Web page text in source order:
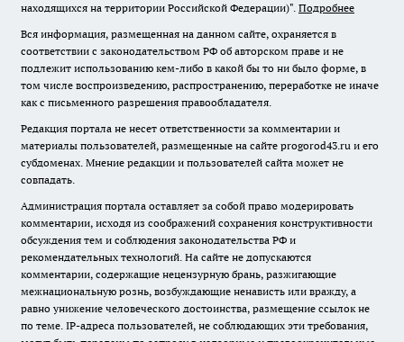
находящихся на территории Российской Федерации)". Подробнее
Вся информация, размещенная на данном сайте, охраняется в
соответствии с законодательством РФ об авторском праве и не
подлежит использованию кем-либо в какой бы то ни было форме, в
том числе воспроизведению, распространению, переработке не иначе
как с письменного разрешения правообладателя.
Редакция портала не несет ответственности за комментарии и
материалы пользователей, размещенные на сайте progorod43.ru и его
субдоменах. Мнение редакции и пользователей сайта может не
совпадать.
Администрация портала оставляет за собой право модерировать
комментарии, исходя из соображений сохранения конструктивности
обсуждения тем и соблюдения законодательства РФ и
рекомендательных технологий. На сайте не допускаются
комментарии, содержащие нецензурную брань, разжигающие
межнациональную рознь, возбуждающие ненависть или вражду, а
равно унижение человеческого достоинства, размещение ссылок не
по теме. IP-адреса пользователей, не соблюдающих эти требования,